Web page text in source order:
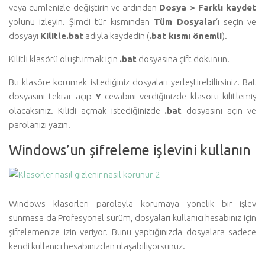
veya cümlenizle değiştirin ve ardından Dosya > Farklı kaydet
yolunu izleyin. Şimdi tür kısmından Tüm Dosyalar‘ı seçin ve
dosyayı Kilitle.bat adıyla kaydedin (.bat kısmı önemli).
Kilitli klasörü oluşturmak için .bat dosyasına çift dokunun.
Bu klasöre korumak istediğiniz dosyaları yerleştirebilirsiniz. Bat
dosyasını tekrar açıp Ycevabını verdiğinizde klasörü kilitlemiş
olacaksınız. Kilidi açmak istediğinizde .bat dosyasını açın ve
parolanızı yazın.
Windows’un şifreleme işlevini kullanın
Windows klasörleri parolayla korumaya yönelik bir işlev
sunmasa da Profesyonel sürüm, dosyaları kullanıcı hesabınız için
şifrelemenize izin veriyor. Bunu yaptığınızda dosyalara sadece
kendi kullanıcı hesabınızdan ulaşabiliyorsunuz.